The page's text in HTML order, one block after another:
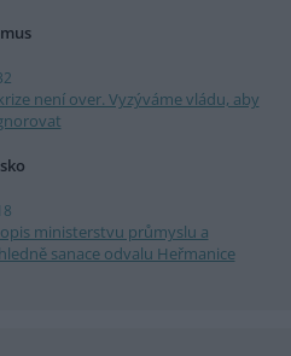
není over. Vyzýváme vládu, aby
ministerstvu průmyslu a
sanace odvalu Heřmanice